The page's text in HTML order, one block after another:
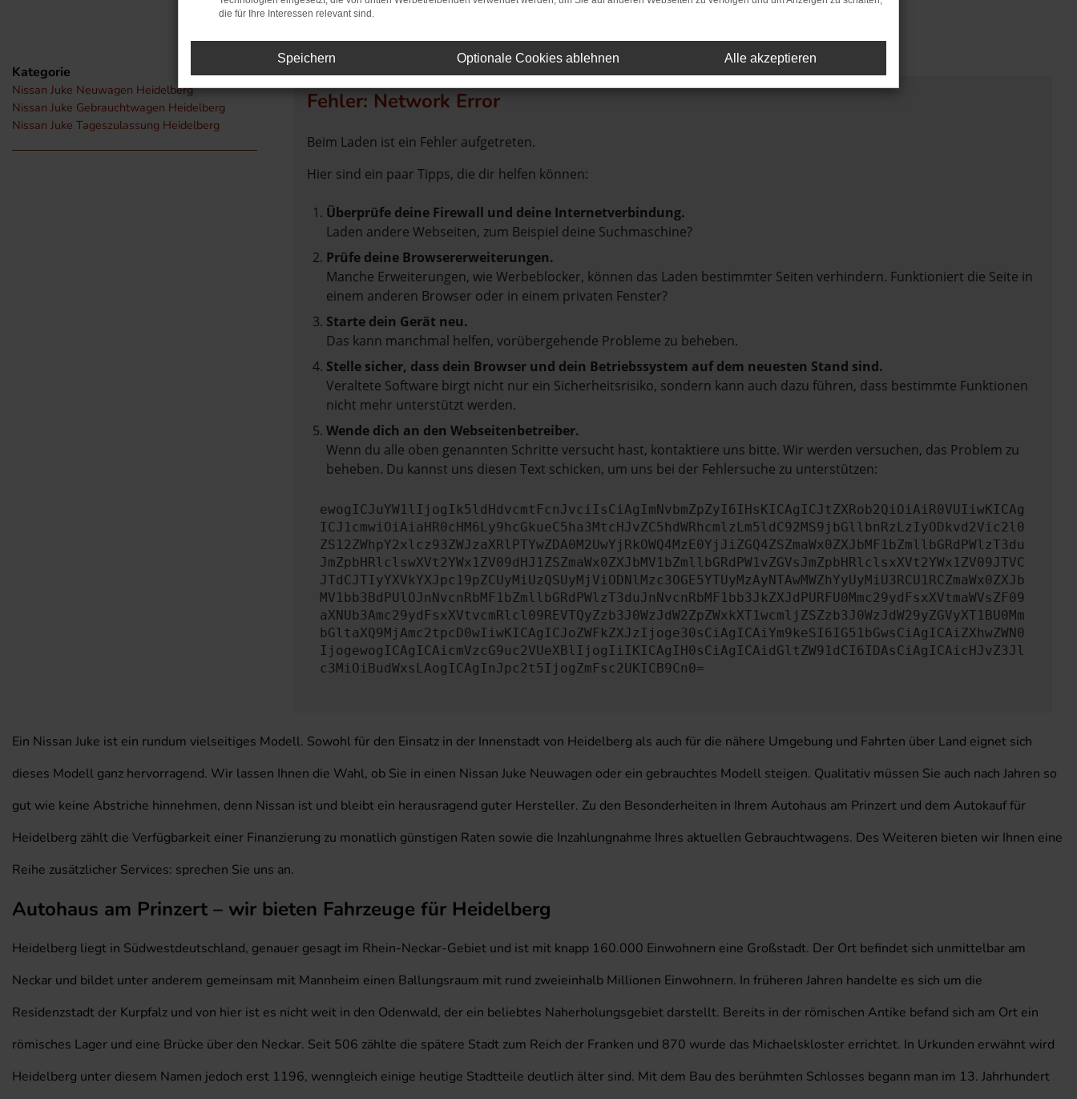
Kategorie
Nissan Juke Neuwagen Heidelberg
Nissan Juke Gebrauchtwagen Heidelberg
Nissan Juke Tageszulassung Heidelberg
Fehler: Network Error
Beim Laden ist ein Fehler aufgetreten.
Hier sind ein paar Tipps, die dir helfen können:
Überprüfe deine Firewall und deine Internetverbindung.
Laden andere Webseiten, zum Beispiel deine Suchmaschine?
Prüfe deine Browsererweiterungen.
Manche Erweiterungen, wie Werbeblocker, können das Laden bestimmter Seiten verhindern. Funktioniert die Seite in
einem anderen Browser oder in einem privaten Fenster?
Starte dein Gerät neu.
Das kann manchmal helfen, vorübergehende Probleme zu beheben.
Stelle sicher, dass dein Browser und dein Betriebssystem auf dem neuesten Stand sind.
Veraltete Software birgt nicht nur ein Sicherheitsrisiko, sondern kann auch dazu führen, dass bestimmte Funktionen
nicht mehr unterstützt werden.
Wende dich an den Webseitenbetreiber.
Wenn du alle oben genannten Schritte versucht hast, kontaktiere uns bitte. Wir werden versuchen, das Problem zu
beheben. Du kannst uns diesen Text schicken, um uns bei der Fehlersuche zu unterstützen:
ewogICJuYW1lIjogIk5ldHdvcmtFcnJvciIsCiAgImNvbmZpZyI6IHsKICAgICJtZXRob2QiOiAiR0VUIiwKICAg
ICJ1cmwiOiAiaHR0cHM6Ly9hcGkueC5ha3MtcHJvZC5hdWRhcmlzLm5ldC92MS9jbGllbnRzLzIyODkvd2Vic2l0
ZS12ZWhpY2xlcz93ZWJzaXRlPTYwZDA0M2UwYjRkOWQ4MzE0YjJiZGQ4ZSZmaWx0ZXJbMF1bZmllbGRdPWlzT3du
JmZpbHRlclswXVt2YWx1ZV09dHJ1ZSZmaWx0ZXJbMV1bZmllbGRdPW1vZGVsJmZpbHRlclsxXVt2YWx1ZV09JTVC
JTdCJTIyYXVkYXJpc19pZCUyMiUzQSUyMjViODNlMzc3OGE5YTUyMzAyNTAwMWZhYyUyMiU3RCU1RCZmaWx0ZXJb
MV1bb3BdPUlOJnNvcnRbMF1bZmllbGRdPWlzT3duJnNvcnRbMF1bb3JkZXJdPURFU0Mmc29ydFsxXVtmaWVsZF09
aXNUb3Amc29ydFsxXVtvcmRlcl09REVTQyZzb3J0WzJdW2ZpZWxkXT1wcmljZSZzb3J0WzJdW29yZGVyXT1BU0Mm
bGltaXQ9MjAmc2tpcD0wIiwKICAgICJoZWFkZXJzIjoge30sCiAgICAiYm9keSI6IG51bGwsCiAgICAiZXhwZWN0
IjogewogICAgICAicmVzcG9uc2VUeXBlIjogIiIKICAgIH0sCiAgICAidGltZW91dCI6IDAsCiAgICAicHJvZ3Jl
c3MiOiBudWxsLAogICAgInJpc2t5IjogZmFsc2UKICB9Cn0=
Ein Nissan Juke ist ein rundum vielseitiges Modell. Sowohl für den Einsatz in der Innenstadt von Heidelberg als auch für die nähere Umgebung und Fahrten über Land eignet sich
dieses Modell ganz hervorragend. Wir lassen Ihnen die Wahl, ob Sie in einen Nissan Juke Neuwagen oder ein gebrauchtes Modell steigen. Qualitativ müssen Sie auch nach Jahren so
gut wie keine Abstriche hinnehmen, denn Nissan ist und bleibt ein herausragend guter Hersteller. Zu den Besonderheiten in Ihrem Autohaus am Prinzert und dem Autokauf für
Heidelberg zählt die Verfügbarkeit einer Finanzierung zu monatlich günstigen Raten sowie die Inzahlungnahme Ihres aktuellen Gebrauchtwagens. Des Weiteren bieten wir Ihnen eine
Reihe zusätzlicher Services: sprechen Sie uns an.
Autohaus am Prinzert – wir bieten Fahrzeuge für Heidelberg
Heidelberg liegt in Südwestdeutschland, genauer gesagt im Rhein-Neckar-Gebiet und ist mit knapp 160.000 Einwohnern eine Großstadt. Der Ort befindet sich unmittelbar am
Neckar und bildet unter anderem gemeinsam mit Mannheim einen Ballungsraum mit rund zweieinhalb Millionen Einwohnern. In früheren Jahren handelte es sich um die
Residenzstadt der Kurpfalz und von hier ist es nicht weit in den Odenwald, der ein beliebtes Naherholungsgebiet darstellt. Bereits in der römischen Antike befand sich am Ort ein
römisches Lager und eine Brücke über den Neckar. Seit 506 zählte die spätere Stadt zum Reich der Franken und 870 wurde das Michaelskloster errichtet. In Urkunden erwähnt wird
Heidelberg unter diesem Namen jedoch erst 1196, wenngleich einige heutige Stadtteile deutlich älter sind. Mit dem Bau des berühmten Schlosses begann man im 13. Jahrhundert
die für Ihre Interessen relevant sind.
Speichern Optionale Cookies ablehnen Alle akzeptieren